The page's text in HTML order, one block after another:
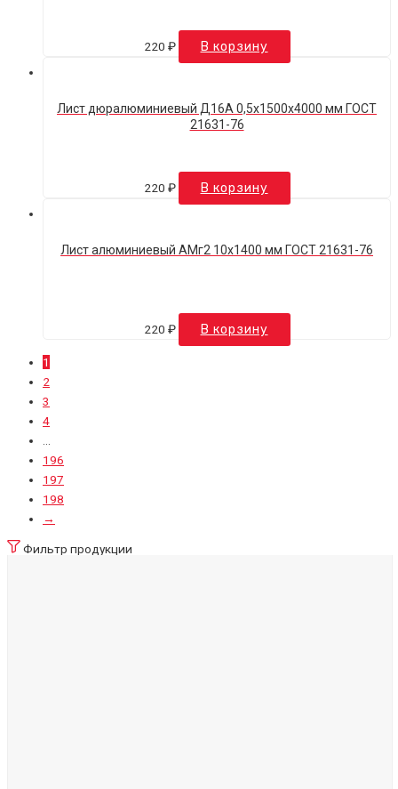
220 ₽ В корзину
Лист дюралюминиевый Д16А 0,5х1500х4000 мм ГОСТ
21631-76
220 ₽ В корзину
Лист алюминиевый АМг2 10х1400 мм ГОСТ 21631-76
220 ₽ В корзину
1
2
3
4
196
197
198
→
Фильтр продукции